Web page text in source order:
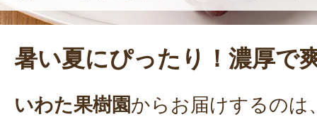
暑い夏にぴったり！濃厚で
いわた果樹園からお届けするのは